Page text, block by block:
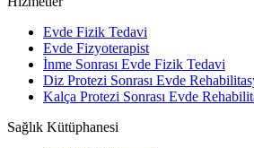
Evde Fizik Tedavi
Evde Fizyoterapist
İnme Sonrası Evde Fizik Tedavi
Diz Protezi Sonrası Evde
Kalça Protezi Sonrası Evde
Sağlık Kütüphanesi